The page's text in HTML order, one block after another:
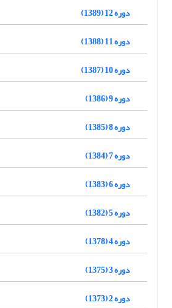
دوره 12 (1389)
دوره 11 (1388)
دوره 10 (1387)
دوره 9 (1386)
دوره 8 (1385)
دوره 7 (1384)
دوره 6 (1383)
دوره 5 (1382)
دوره 4 (1378)
دوره 3 (1375)
دوره 2 (1373)